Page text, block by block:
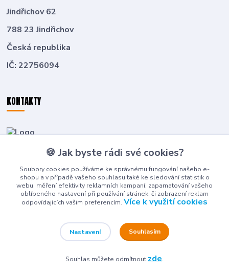
Jindřichov 62
788 23 Jindřichov
Česká republika
IČ: 22756094
KONTAKTY
+420 774 636 266
deti-detem@seznam.cz
Vytvořeno na
Eshop-rychle.cz
🍪 Jak byste rádi své cookies?
Soubory cookies používáme ke správnému fungování našeho e-
shopu a v případě vašeho souhlasu také ke sledování statistik o
webu, měření efektivity reklamních kampaní, zapamatování vašeho
oblíbeného nastavení při používání stránek, či zobrazení reklam
odpovídajících vašim preferencím. Více k využití cookies
Nastavení Souhlasím
Souhlas můžete odmítnout zde.